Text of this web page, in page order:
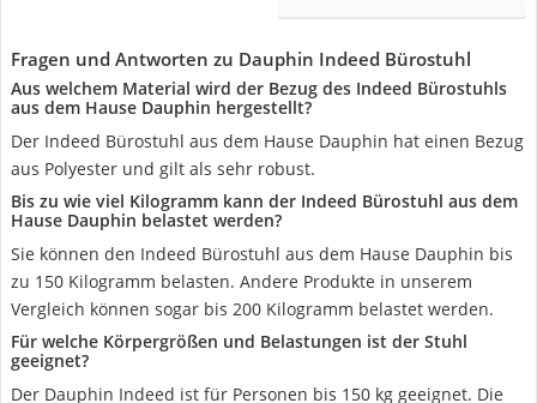
Fragen und Antworten zu Dauphin Indeed Bürostuhl
Aus welchem Material wird der Bezug des Indeed Bürostuhls
aus dem Hause Dauphin hergestellt?
Der Indeed Bürostuhl aus dem Hause Dauphin hat einen Bezug
aus Polyester und gilt als sehr robust.
Bis zu wie viel Kilogramm kann der Indeed Bürostuhl aus dem
Hause Dauphin belastet werden?
Sie können den Indeed Bürostuhl aus dem Hause Dauphin bis
zu 150 Kilogramm belasten. Andere Produkte in unserem
Vergleich können sogar bis 200 Kilogramm belastet werden.
Für welche Körpergrößen und Belastungen ist der Stuhl
geeignet?
Der Dauphin Indeed ist für Personen bis 150 kg geeignet. Die